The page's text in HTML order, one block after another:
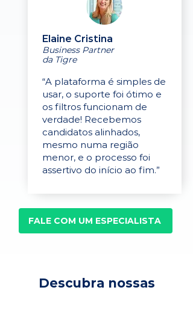
Elaine Cristina
Business Partner
da Tigre
“A plataforma é simples de
usar, o suporte foi ótimo e
os filtros funcionam de
verdade! Recebemos
candidatos alinhados,
mesmo numa região
menor, e o processo foi
assertivo do início ao fim.”
FALE COM UM ESPECIALISTA
Descubra nossas